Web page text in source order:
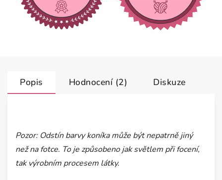
Popis Hodnocení (2) Diskuze
Pozor: Odstín barvy koníka může být nepatrně jiný
než na fotce. To je způsobeno jak světlem při focení,
tak výrobním procesem látky.